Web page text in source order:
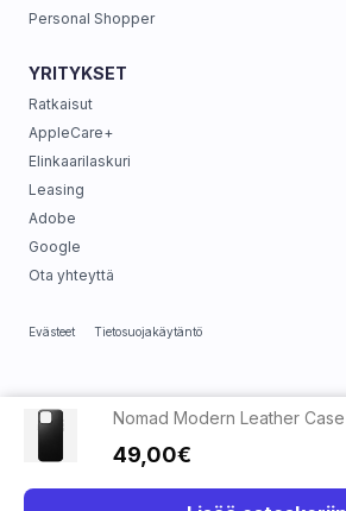
49,00€
Personal Shopper
YRITYKSET
Ratkaisut
AppleCare+
Elinkaarilaskuri
Leasing
Adobe
Google
Ota yhteyttä
Evästeet Tietosuojakäytäntö